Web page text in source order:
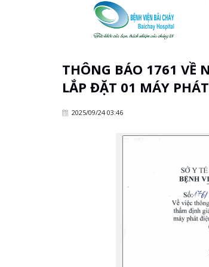
THÔNG BÁO 1761 VỀ
LẮP ĐẶT 01 MÁY
2025/09/24 03:46